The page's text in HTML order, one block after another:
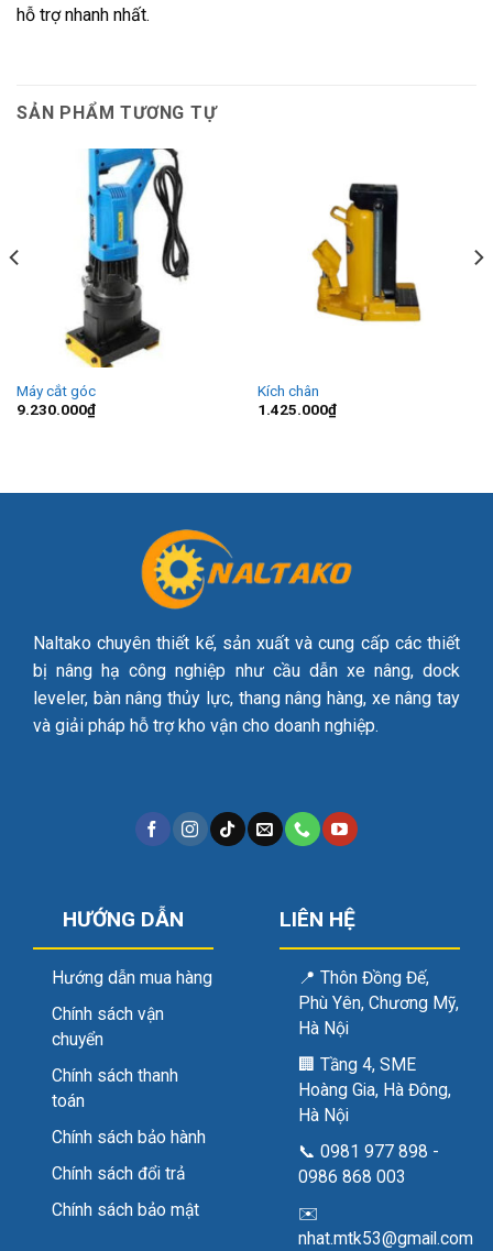
hỗ trợ nhanh nhất.
SẢN PHẨM TƯƠNG TỰ
Máy cắt góc
9.230.000₫
Kích chân
1.425.000₫
Naltako chuyên thiết kế, sản xuất và cung cấp các thiết
bị nâng hạ công nghiệp như cầu dẫn xe nâng, dock
leveler, bàn nâng thủy lực, thang nâng hàng, xe nâng tay
và giải pháp hỗ trợ kho vận cho doanh nghiệp.
HƯỚNG DẪN
Hướng dẫn mua hàng
Chính sách vận
chuyển
Chính sách thanh
toán
Chính sách bảo hành
Chính sách đổi trả
Chính sách bảo mật
LIÊN HỆ
📍 Thôn Đồng Đế,
Phù Yên, Chương Mỹ,
Hà Nội
🏢 Tầng 4, SME
Hoàng Gia, Hà Đông,
Hà Nội
📞 0981 977 898 -
0986 868 003
✉️
nhat.mtk53@gmail.com